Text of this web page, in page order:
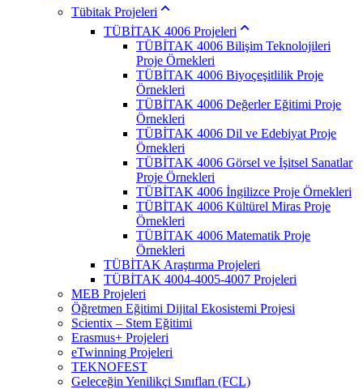
Tübitak Projeleri
TÜBİTAK 4006 Projeleri
TÜBİTAK 4006 Bilişim Teknolojileri
Proje Örnekleri
TÜBİTAK 4006 Biyoçeşitlilik Proje
Örnekleri
TÜBİTAK 4006 Değerler Eğitimi Proje
Örnekleri
TÜBİTAK 4006 Dil ve Edebiyat Proje
Örnekleri
TÜBİTAK 4006 Görsel ve İşitsel Sanatlar
Proje Örnekleri
TÜBİTAK 4006 İngilizce Proje Örnekleri
TÜBİTAK 4006 Kültürel Miras Proje
Örnekleri
TÜBİTAK 4006 Matematik Proje
Örnekleri
TÜBİTAK Araştırma Projeleri
TÜBİTAK 4004-4005-4007 Projeleri
MEB Projeleri
Öğretmen Eğitimi Dijital Ekosistemi Projesi
Scientix – Stem Eğitimi
Erasmus+ Projeleri
eTwinning Projeleri
TEKNOFEST
Geleceğin Yenilikçi Sınıfları (FCL)